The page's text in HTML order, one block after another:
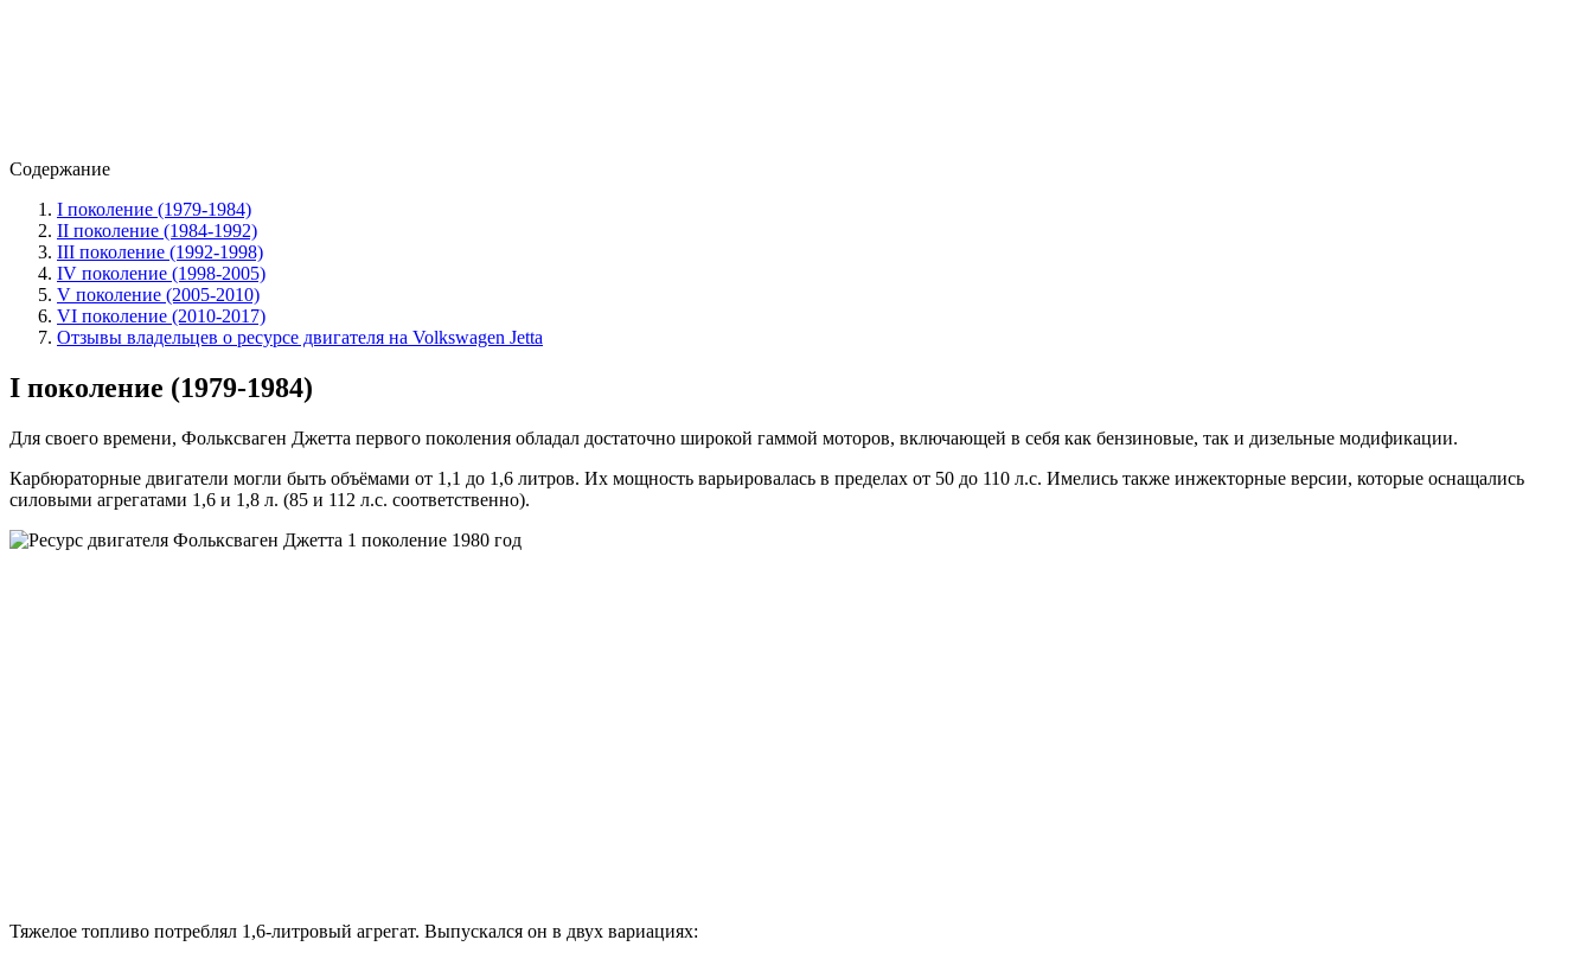
Содержание
I поколение (1979-1984)
II поколение (1984-1992)
III поколение (1992-1998)
IV поколение (1998-2005)
V поколение (2005-2010)
VI поколение (2010-2017)
Отзывы владельцев о ресурсе двигателя на Volkswagen Jetta
I поколение (1979-1984)
Для своего времени, Фольксваген Джетта первого поколения обладал достаточно широкой гаммой моторов, включающей в себя как бензиновые, так и дизельные модификации.
Карбюраторные двигатели могли быть объёмами от 1,1 до 1,6 литров. Их мощность варьировалась в пределах от 50 до 110 л.с. Имелись также инжекторные версии, которые оснащались
силовыми агрегатами 1,6 и 1,8 л. (85 и 112 л.с. соответственно).
Тяжелое топливо потреблял 1,6-литровый агрегат. Выпускался он в двух вариациях: